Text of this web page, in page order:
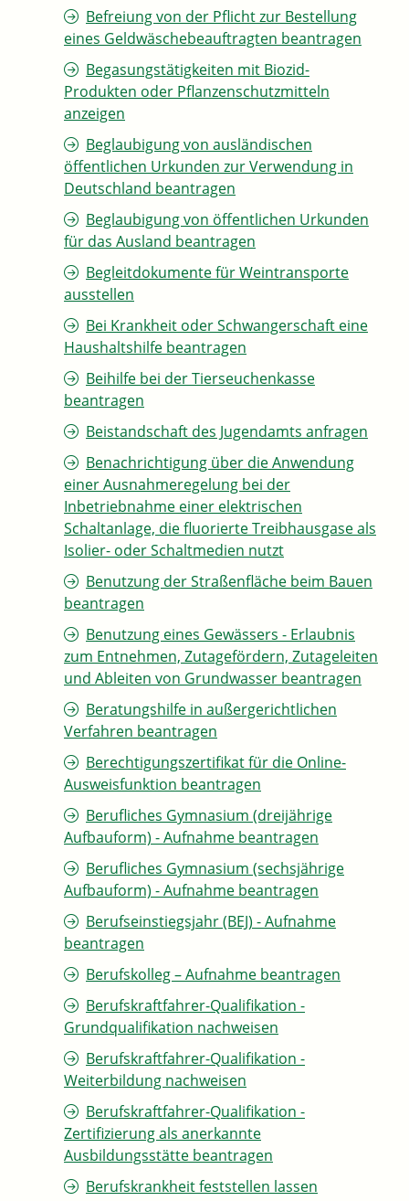
Befreiung von der Pflicht zur Bestellung
eines Geldwäschebeauftragten beantragen
Begasungstätigkeiten mit Biozid-
Produkten oder Pflanzenschutzmitteln
anzeigen
Beglaubigung von ausländischen
öffentlichen Urkunden zur Verwendung in
Deutschland beantragen
Beglaubigung von öffentlichen Urkunden
für das Ausland beantragen
Begleitdokumente für Weintransporte
ausstellen
Bei Krankheit oder Schwangerschaft eine
Haushaltshilfe beantragen
Beihilfe bei der Tierseuchenkasse
beantragen
Beistandschaft des Jugendamts anfragen
Benachrichtigung über die Anwendung
einer Ausnahmeregelung bei der
Inbetriebnahme einer elektrischen
Schaltanlage, die fluorierte Treibhausgase als
Isolier- oder Schaltmedien nutzt
Benutzung der Straßenfläche beim Bauen
beantragen
Benutzung eines Gewässers - Erlaubnis
zum Entnehmen, Zutagefördern, Zutageleiten
und Ableiten von Grundwasser beantragen
Beratungshilfe in außergerichtlichen
Verfahren beantragen
Berechtigungszertifikat für die Online-
Ausweisfunktion beantragen
Berufliches Gymnasium (dreijährige
Aufbauform) - Aufnahme beantragen
Berufliches Gymnasium (sechsjährige
Aufbauform) - Aufnahme beantragen
Berufseinstiegsjahr (BEJ) - Aufnahme
beantragen
Berufskolleg – Aufnahme beantragen
Berufskraftfahrer-Qualifikation -
Grundqualifikation nachweisen
Berufskraftfahrer-Qualifikation -
Weiterbildung nachweisen
Berufskraftfahrer-Qualifikation -
Zertifizierung als anerkannte
Ausbildungsstätte beantragen
Berufskrankheit feststellen lassen